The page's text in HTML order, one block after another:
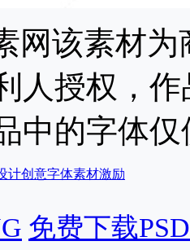
网该素材
人授权，
中的字体
计创意字体素材激励
免费下载PSD